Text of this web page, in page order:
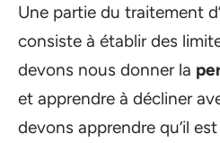
Une partie du traitement
consiste à établir des
devons nous donner la
et apprendre à décliner
devons apprendre qu’il